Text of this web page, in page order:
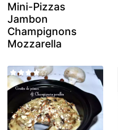
Mini-Pizzas
Jambon
Champignons
Mozzarella